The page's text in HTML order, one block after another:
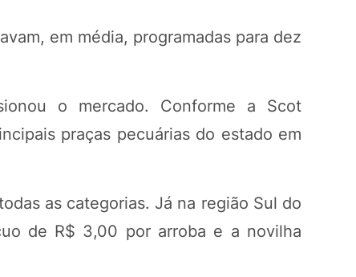
em média, programadas para dez
o mercado. Conforme a Scot
praças pecuárias do estado em
as categorias. Já na região Sul do
de R$ 3,00 por arroba e a novilha